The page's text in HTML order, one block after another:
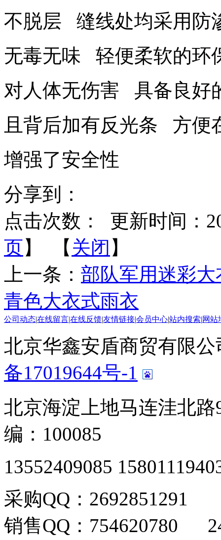
不脱层 缝线处均采用防
无毒无味 轻便柔软的环
对人体无伤害 具备良好
且背后加有反光条 方便
增强了安全性
分享到：
点击次数：
更新时间：
页】 【 关闭 】
上一条： 部队军用迷彩
青色大衣式雨衣
公司动态|在线留言|在线反馈|友情链接|会员中心|站内搜索|网站
北京华鑫安盾商贸有限
备17019644号-1
北京海淀上地马连洼北
编：100085
13552409085
采购QQ：2692851291
销售QQ：754620780